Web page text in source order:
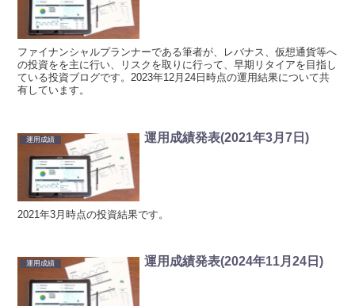
ファイナンシャルプランナーである筆者が、レバナス、仮想通貨等へ
の投資をを主に行い、リスクを取りに行って、早期リタイアを目指し
ている投資ブログです。2023年12月24日時点の運用結果について共
有しています。
運用成績 運用成績発表(2021年3月7日)
2021年3月時点の投資結果です。
運用成績 運用成績発表(2024年11月24日)